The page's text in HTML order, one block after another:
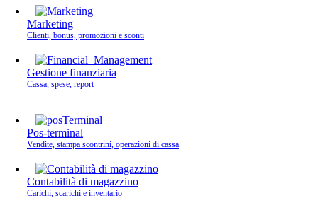
Marketing
Clienti, bonus, promozioni e sconti
Gestione finanziaria
Cassa, spese, report
Pos-terminal
Vendite, stampa scontrini, operazioni di cassa
Contabilità di magazzino
Carichi, scarichi e inventario